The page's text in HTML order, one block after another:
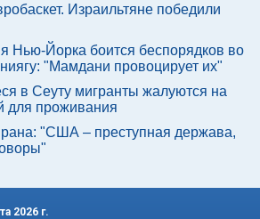
Израильтяне победили
Нью-Йорка боится беспорядков во
"Мамдани провоцирует их"
в Сеуту мигранты жалуются на
для проживания
"США – преступная держава,
2026 г.